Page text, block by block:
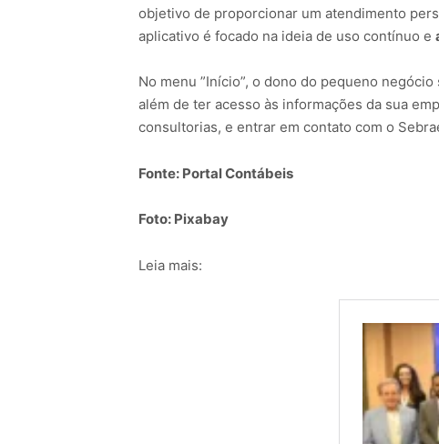
objetivo de proporcionar um atendimento
aplicativo é focado na ideia de uso contínuo e
No menu ”Início”, o dono do pequeno
além de ter acesso às informações da sua
consultorias, e entrar em contato com o
Fonte: Portal Contábeis
Foto: Pixabay
Leia mais: